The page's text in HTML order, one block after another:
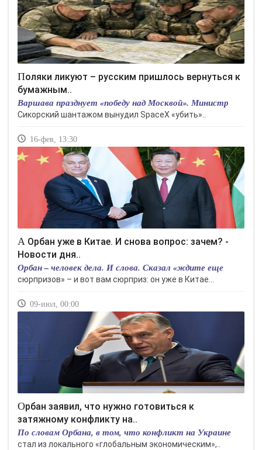
Поляки ликуют – русским пришлось вернуться к
бумажным..
Варшава празднует «победу над Москвой». Министр
Сикорский шантажом вынудил SpaceX «убить»..
16-фев, 13:30
А Орбан уже в Китае. И снова вопрос: зачем? -
Новости дня..
Орбан – человек дела. И слова. Сказал «ждите еще
сюрпризов» – и вот вам сюрприз: он уже в Китае...
09-июл, 00:00
Орбан заявил, что нужно готовиться к
затяжному конфликту на..
По словам Орбана, в том, что конфликт на Украине
стал из локального «глобальным экономическим»,..